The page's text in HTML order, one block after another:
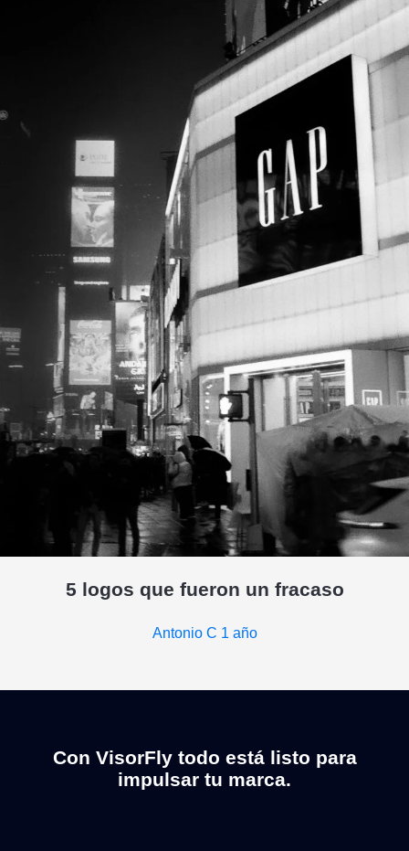
5 logos que fueron un fracaso
Antonio C 1 año
Con VisorFly todo está listo para
impulsar tu marca.